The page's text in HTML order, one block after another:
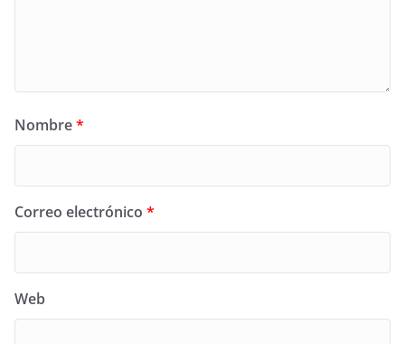
Nombre*
Correo electrónico *
Web